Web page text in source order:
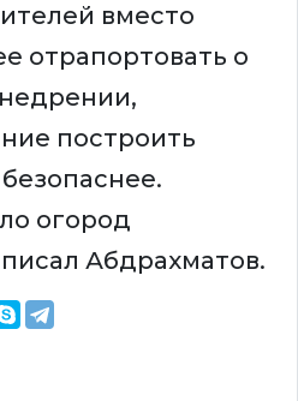
вместо
отрапортовать о
построить
огород
Абдрахматов.